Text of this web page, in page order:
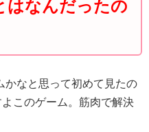
はなんだったの
かなと思って初めて見たの
このゲーム。筋肉で解決